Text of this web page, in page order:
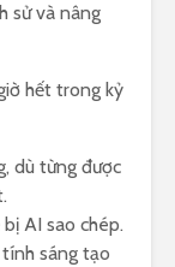
sử và nâng
hết trong kỷ
dù từng được
AI sao chép.
tính sáng tạo